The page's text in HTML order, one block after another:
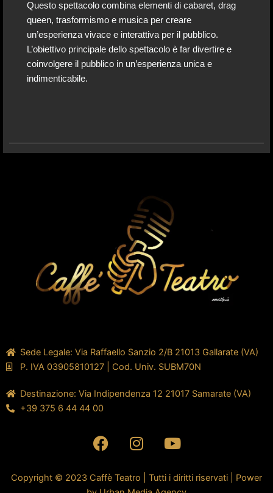
Questo spettacolo combina elementi di cabaret, drag
queen, trasformismo e musica per creare
un’esperienza vivace e interattiva per il pubblico.
L’obiettivo principale dello spettacolo è far divertire e
coinvolgere il pubblico in un’esperienza unica e
indimenticabile.
Sede Legale: Via Raffaello Sanzio 2/B 21013 Gallarate (VA)
P. IVA 03905810127 | Cod. Univ. SUBM70N
Destinazione: Via Indipendenza 12 21017 Samarate (VA)
+39 375 6 44 44 00
F
a
e
I
n
t
Y
o
t
Copyright © 2023 Caffè Teatro | Tutti i diritti riservati | Power